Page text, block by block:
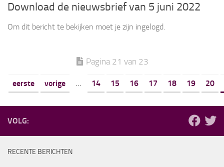
Download de nieuwsbrief van 5 juni 2022
Om dit bericht te bekijken moet je zijn ingelogd.
Pagina 21 van 23
eerste vorige ... 14 15 16 17 18 19 20
VOLG:
RECENTE BERICHTEN